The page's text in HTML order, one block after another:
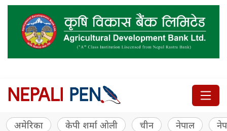
अमेरिका केपी शर्मा ओली चीन नेपाल